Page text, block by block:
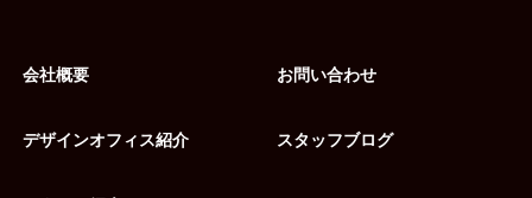
会社概要
デザインオフィス紹介
お問い合わせ
スタッフブログ